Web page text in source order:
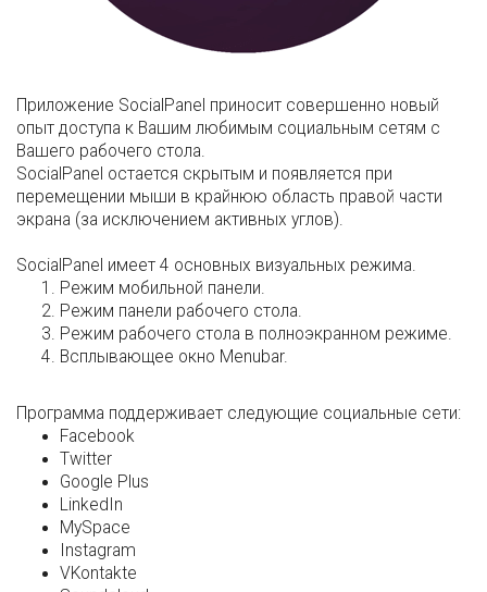
Приложение SocialPanel приносит совершенно новый
опыт доступа к Вашим любимым социальным сетям с
Вашего рабочего стола.
SocialPanel остается скрытым и появляется при
перемещении мыши в крайнюю область правой части
экрана (за исключением активных углов).
SocialPanel имеет 4 основных визуальных режима.
Режим мобильной панели.
Режим панели рабочего стола.
Режим рабочего стола в полноэкранном режиме.
Всплывающее окно Menubar.
Программа поддерживает следующие социальные сети:
Facebook
Twitter
Google Plus
LinkedIn
MySpace
Instagram
VKontakte